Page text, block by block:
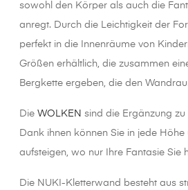
sowohl den Körper als auch die
anregt. Durch die Leichtigkeit der
perfekt in die Innenräume von
Größen erhältlich, die zusammen
Bergkette ergeben, die den
Die WOLKEN sind die Ergänzung zu
Dank ihnen können Sie in jede
aufsteigen, wo nur Ihre Fantasie Sie
Die NUKI-Kletterwand besteht aus